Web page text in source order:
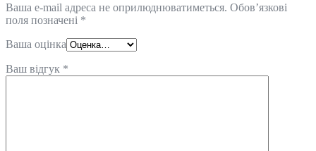
Ваша e-mail адреса не оприлюднюватиметься. Обов’язкові
поля позначені *
Ваша оцінка
Ваш відгук *